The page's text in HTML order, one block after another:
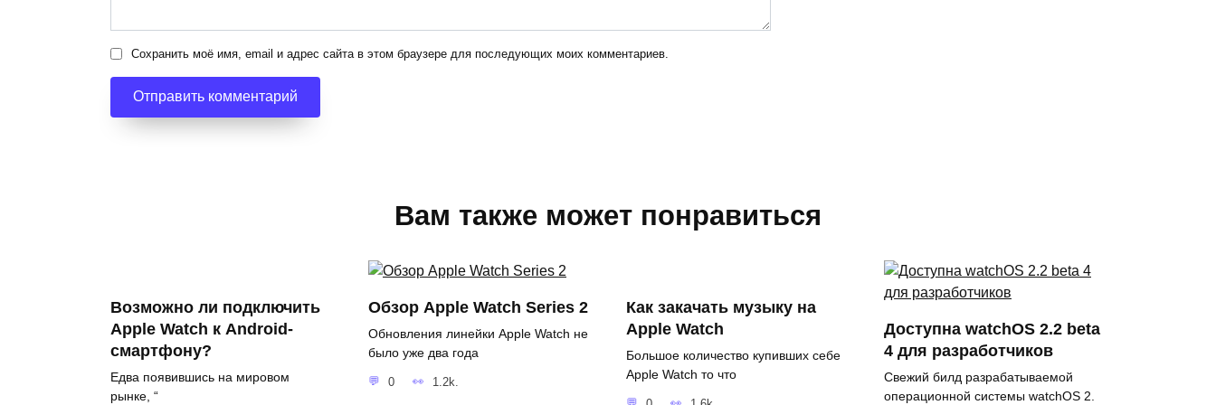
Сохранить моё имя, email и адрес сайта в этом браузере для последующих моих комментариев.
Вам также может понравиться
Возможно ли подключить
Apple Watch к Android-
смартфону?
Едва появившись на мировом
рынке, “
Обзор Apple Watch Series 2
Обновления линейки Apple Watch не
было уже два года
0 1.2k.
Как закачать музыку на
Apple Watch
Большое количество купивших себе
Apple Watch то что
Доступна watchOS 2.2 beta
4 для разработчиков
Свежий билд разрабатываемой
операционной системы watchOS 2.